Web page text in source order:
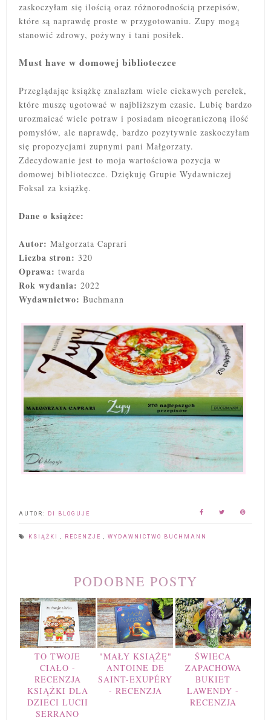
zaskoczyłam się ilością oraz różnorodnością przepisów,
które są naprawdę proste w przygotowaniu. Zupy mogą
stanowić zdrowy, pożywny i tani posiłek.
Must have w domowej biblioteczce
Przeglądając książkę znalazłam wiele ciekawych perełek,
które muszę ugotować w najbliższym czasie. Lubię bardzo
urozmaicać wiele potraw i posiadam nieograniczoną ilość
pomysłów, ale naprawdę, bardzo pozytywnie zaskoczyłam
się propozycjami zupnymi pani Małgorzaty.
Zdecydowanie jest to moja wartościowa pozycja w
domowej biblioteczce. Dziękuję Grupie Wydawniczej
Foksal za książkę.
Dane o książce:
Autor: Małgorzata Caprari
Liczba stron: 320
Oprawa: twarda
Rok wydania: 2022
Wydawnictwo: Buchmann
AUTOR: DI BLOGUJE
KSIĄŻKI RECENZJE WYDAWNICTWO BUCHMANN
PODOBNE POSTY
TO TWOJE
CIAŁO -
RECENZJA
KSIĄŻKI DLA
DZIECI LUCII
SERRANO
"MAŁY KSIĄŻĘ"
ANTOINE DE
SAINT-EXUPÉRY
- RECENZJA
ŚWIECA
ZAPACHOWA
BUKIET
LAWENDY -
RECENZJA